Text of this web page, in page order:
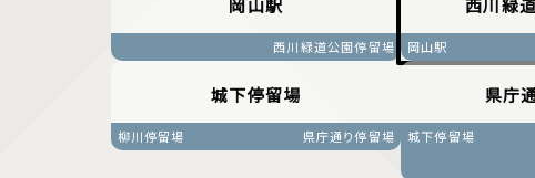
岡山駅
西川緑道公園停留場
西川緑
岡山駅
城下停留場
柳川停留場 県庁通り停留場
県庁
城下停留場